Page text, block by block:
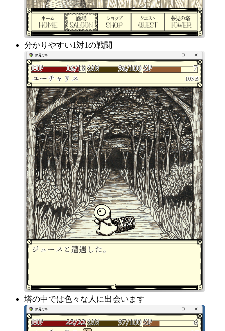
分かりやすい1対1の戦闘
塔の中では色々な人に出会います